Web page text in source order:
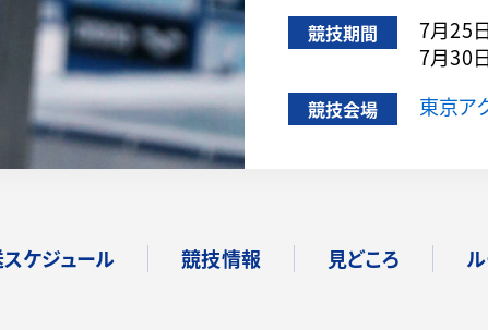
競技期間 7月25
7月30
競技会場 東京ア
ケジュール 競技情報 見どころ